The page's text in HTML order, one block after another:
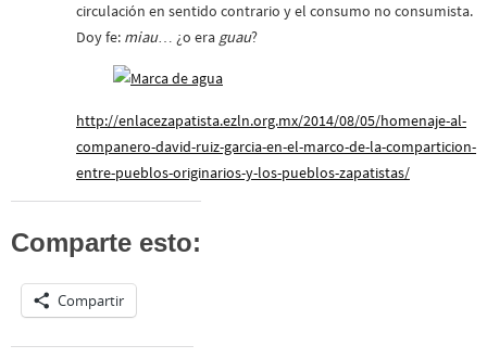
circulación en sentido contrario y el consumo no consumista.
Doy fe: miau… ¿o era guau?
http://enlacezapatista.ezln.org.mx/2014/08/05/homenaje-al-
companero-david-ruiz-garcia-en-el-marco-de-la-comparticion-
entre-pueblos-originarios-y-los-pueblos-zapatistas/
Comparte esto:
Compartir